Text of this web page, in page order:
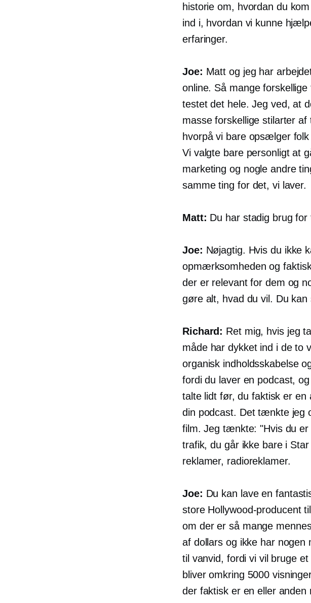
historie om, hvordan du
ind i, hvordan vi kunne
erfaringer.
Joe: Matt og jeg har
online. Så mange
testet det hele. Jeg ved, at
masse forskellige stilarter
hvorpå vi bare opsælger
Vi valgte bare personligt at
marketing og nogle andre
samme ting for det, vi laver.
Matt: Du har stadig brug for
Joe: Nøjagtig. Hvis du ikke
opmærksomheden og
der er relevant for dem og
gøre alt, hvad du vil. Du
Richard: Ret mig, hvis jeg
måde har dykket ind i de to
organisk indholdsskabelse
fordi du laver en podcast,
talte lidt før, du faktisk er
din podcast. Det tænkte jeg
film. Jeg tænkte: "Hvis du er
trafik, du går ikke bare i
reklamer, radioreklamer.
Joe: Du kan lave en
store Hollywood-producent
om der er så mange
af dollars og ikke har nogen
til vanvid, fordi vi vil bruge
bliver omkring 5000
der faktisk er en eller